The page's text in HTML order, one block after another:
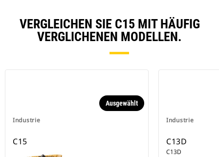
VERGLEICHEN SIE C15 MIT HÄUFIG
VERGLICHENEN MODELLEN.
Industrie
Ausgewählt
C15
Industrie
C13D
C13D